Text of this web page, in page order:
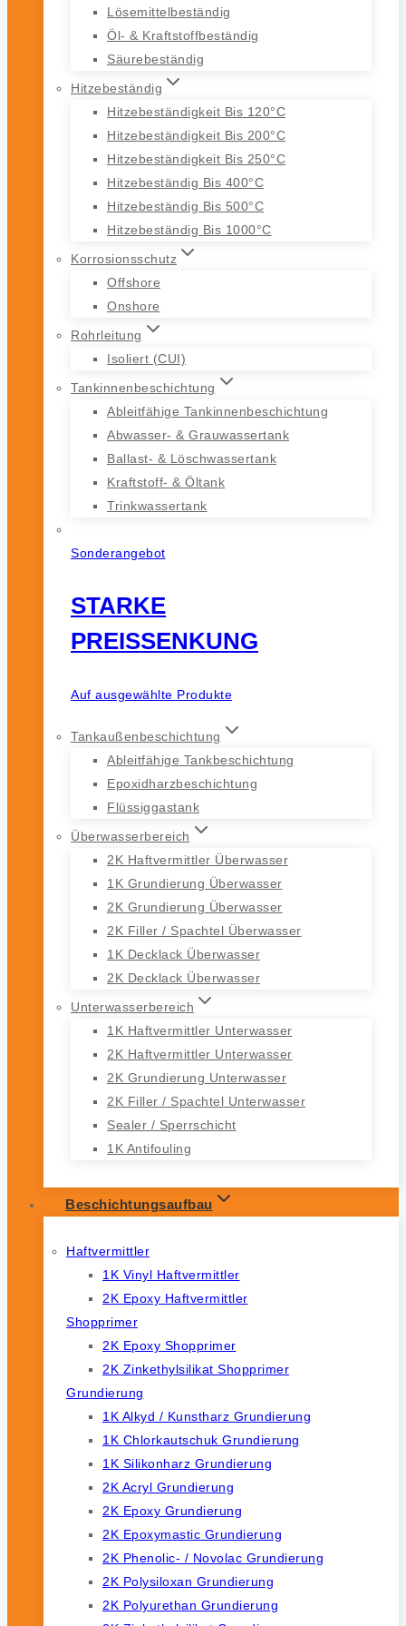
Lösemittelbeständig
Öl- & Kraftstoffbeständig
Säurebeständig
Hitzebeständig
Hitzebeständigkeit Bis 120°C
Hitzebeständigkeit Bis 200°C
Hitzebeständigkeit Bis 250°C
Hitzebeständig Bis 400°C
Hitzebeständig Bis 500°C
Hitzebeständig Bis 1000°C
Korrosionsschutz
Offshore
Onshore
Rohrleitung
Isoliert (CUI)
Tankinnenbeschichtung
Ableitfähige Tankinnenbeschichtung
Abwasser- & Grauwassertank
Ballast- & Löschwassertank
Kraftstoff- & Öltank
Trinkwassertank
Sonderangebot
STARKE
PREISSENKUNG
Auf ausgewählte Produkte
Tankaußenbeschichtung
Ableitfähige Tankbeschichtung
Epoxidharzbeschichtung
Flüssiggastank
Überwasserbereich
2K Haftvermittler Überwasser
1K Grundierung Überwasser
2K Grundierung Überwasser
2K Filler / Spachtel Überwasser
1K Decklack Überwasser
2K Decklack Überwasser
Unterwasserbereich
1K Haftvermittler Unterwasser
2K Haftvermittler Unterwasser
2K Grundierung Unterwasser
2K Filler / Spachtel Unterwasser
Sealer / Sperrschicht
1K Antifouling
Beschichtungsaufbau
Haftvermittler
1K Vinyl Haftvermittler
2K Epoxy Haftvermittler
Shopprimer
2K Epoxy Shopprimer
2K Zinkethylsilikat Shopprimer
Grundierung
1K Alkyd / Kunstharz Grundierung
1K Chlorkautschuk Grundierung
1K Silikonharz Grundierung
2K Acryl Grundierung
2K Epoxy Grundierung
2K Epoxymastic Grundierung
2K Phenolic- / Novolac Grundierung
2K Polysiloxan Grundierung
2K Polyurethan Grundierung